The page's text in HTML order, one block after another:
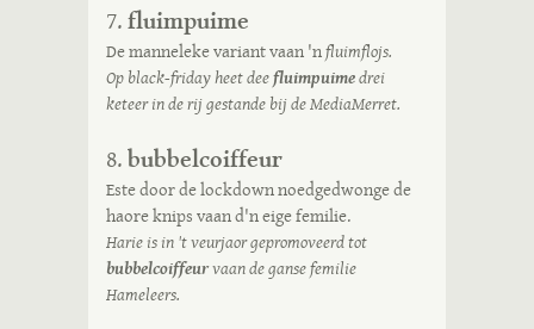
7.fluimpuime
De manneleke variant vaan 'nfluimflojs.
Op black-friday heet deefluimpuimedrei
keteer in de rij gestande bij de MediaMerret.
8.bubbelcoiffeur
Este door de lockdown noedgedwonge de
haore knips vaan d'n eige femilie.
Harie is in 't veurjaor gepromoveerd tot
bubbelcoiffeurvaan de ganse femilie
Hameleers.